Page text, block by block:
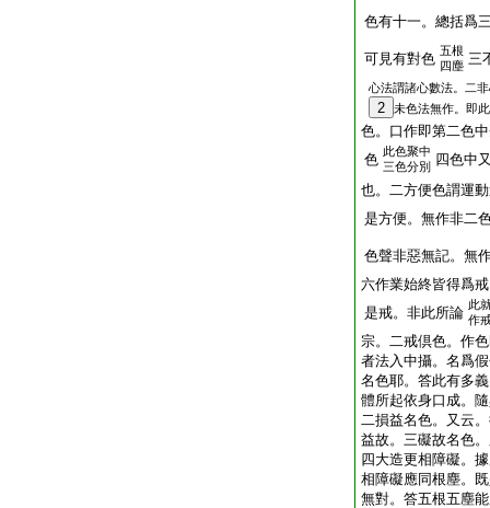
色有十一。總括爲
可見有對色 五根
四塵 三
心法謂諸心數法。二
2 未色法無作。即
色。口作即第二色
色 此色聚中
三色分別 四色中
也。二方便色謂運
是方便。無作非二
色聲非惡無記。無
六作業始終皆得爲
是戒。非此所論 此
作
宗。二戒倶色。作
者法入中攝。名爲
名色耶。答此有多
體所起依身口成。
二損益名色。又云
益故。三礙故名色
四大造更相障礙。
相障礙應同根塵。
無對。答五根五塵